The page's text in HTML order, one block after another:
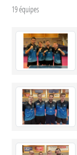
19 équipes